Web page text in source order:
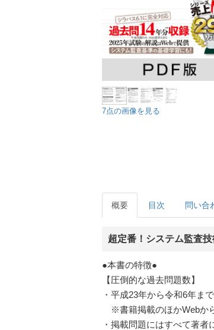
7点の画像を見る
概要 目次 問い合
超定番！システム監査
●本書の特徴●
【圧倒的な過去問題数】
・平成23年から令和6年
※書籍掲載のほかWebか
・掲載問題にはすべて著者